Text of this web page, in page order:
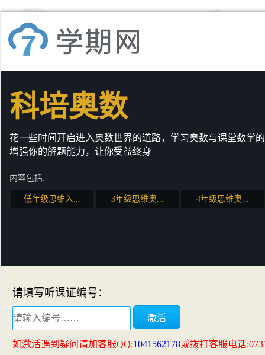
科培奥数
花一些时间开启进入奥数世界的道路，学习奥数与课堂数学
增强你的解题能力，让你受益终身
内容包括:
低年级思维入... 3年级思维奥... 4年级思维奥...
请填写听课证编号：
如激活遇到疑问请加客服QQ:1041562178或拨打客服电话